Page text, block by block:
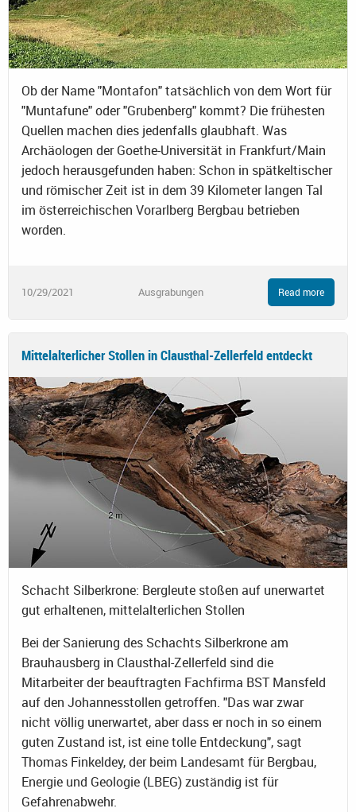
Ob der Name "Montafon" tatsächlich von dem Wort für
"Muntafune" oder "Grubenberg" kommt? Die frühesten
Quellen machen dies jedenfalls glaubhaft. Was
Archäologen der Goethe-Universität in Frankfurt/Main
jedoch herausgefunden haben: Schon in spätkeltischer
und römischer Zeit ist in dem 39 Kilometer langen Tal
im österreichischen Vorarlberg Bergbau betrieben
worden.
10/29/2021 Ausgrabungen Read more
Mittelalterlicher Stollen in Clausthal-Zellerfeld entdeckt
Schacht Silberkrone: Bergleute stoßen auf unerwartet
gut erhaltenen, mittelalterlichen Stollen
Bei der Sanierung des Schachts Silberkrone am
Brauhausberg in Clausthal-Zellerfeld sind die
Mitarbeiter der beauftragten Fachfirma BST Mansfeld
auf den Johannesstollen getroffen. "Das war zwar
nicht völlig unerwartet, aber dass er noch in so einem
guten Zustand ist, ist eine tolle Entdeckung", sagt
Thomas Finkeldey, der beim Landesamt für Bergbau,
Energie und Geologie (LBEG) zuständig ist für
Gefahrenabwehr.